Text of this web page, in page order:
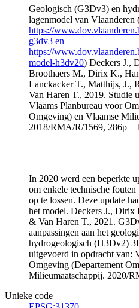
Geologisch (G3Dv3) en
lagenmodel van Vlaanderen
https://
g3dv3 en
https://
model-h3dv20) Deckers J.,
Broothaers M., Dirix K.,
Lanckacker T., Matthijs, J.,
Van Haren T., 2019. Studie
Vlaams Planbureau voor
Omgeving) en Vlaamse
2018/RMA/R/1569, 286p +
In 2020 werd een beperkte
om enkele technische
op te lossen. Deze update
het model. Deckers J.,
& Van Haren T., 2021.
aanpassingen aan het
hydrogeologisch (H3Dv2)
uitgevoerd in opdracht van:
Omgeving (Departement
Milieumaatschappij. 2020/
Unieke code